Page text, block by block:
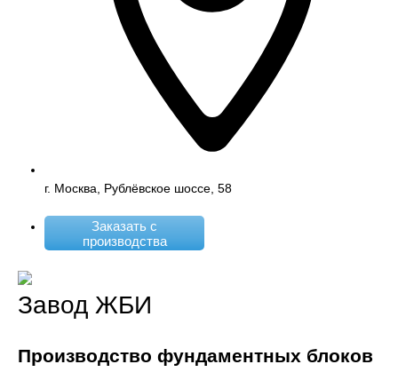
г. Москва, Рублёвское шоссе, 58
Заказать с
производства
Завод ЖБИ
Производство фундаментных блоков